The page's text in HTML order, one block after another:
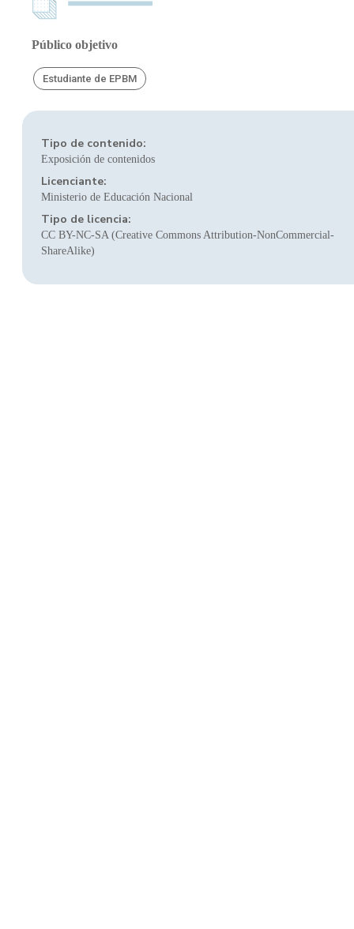
Público objetivo
Estudiante de EPBM
Tipo de contenido:
Exposición de contenidos
Licenciante:
Ministerio de Educación Nacional
Tipo de licencia:
CC BY-NC-SA (Creative Commons Attribution-NonCommercial-
ShareAlike)